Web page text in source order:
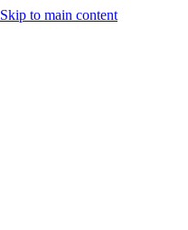
Skip to main content